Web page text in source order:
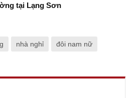
tại Lạng Sơn
nhà nghỉ đôi nam nữ